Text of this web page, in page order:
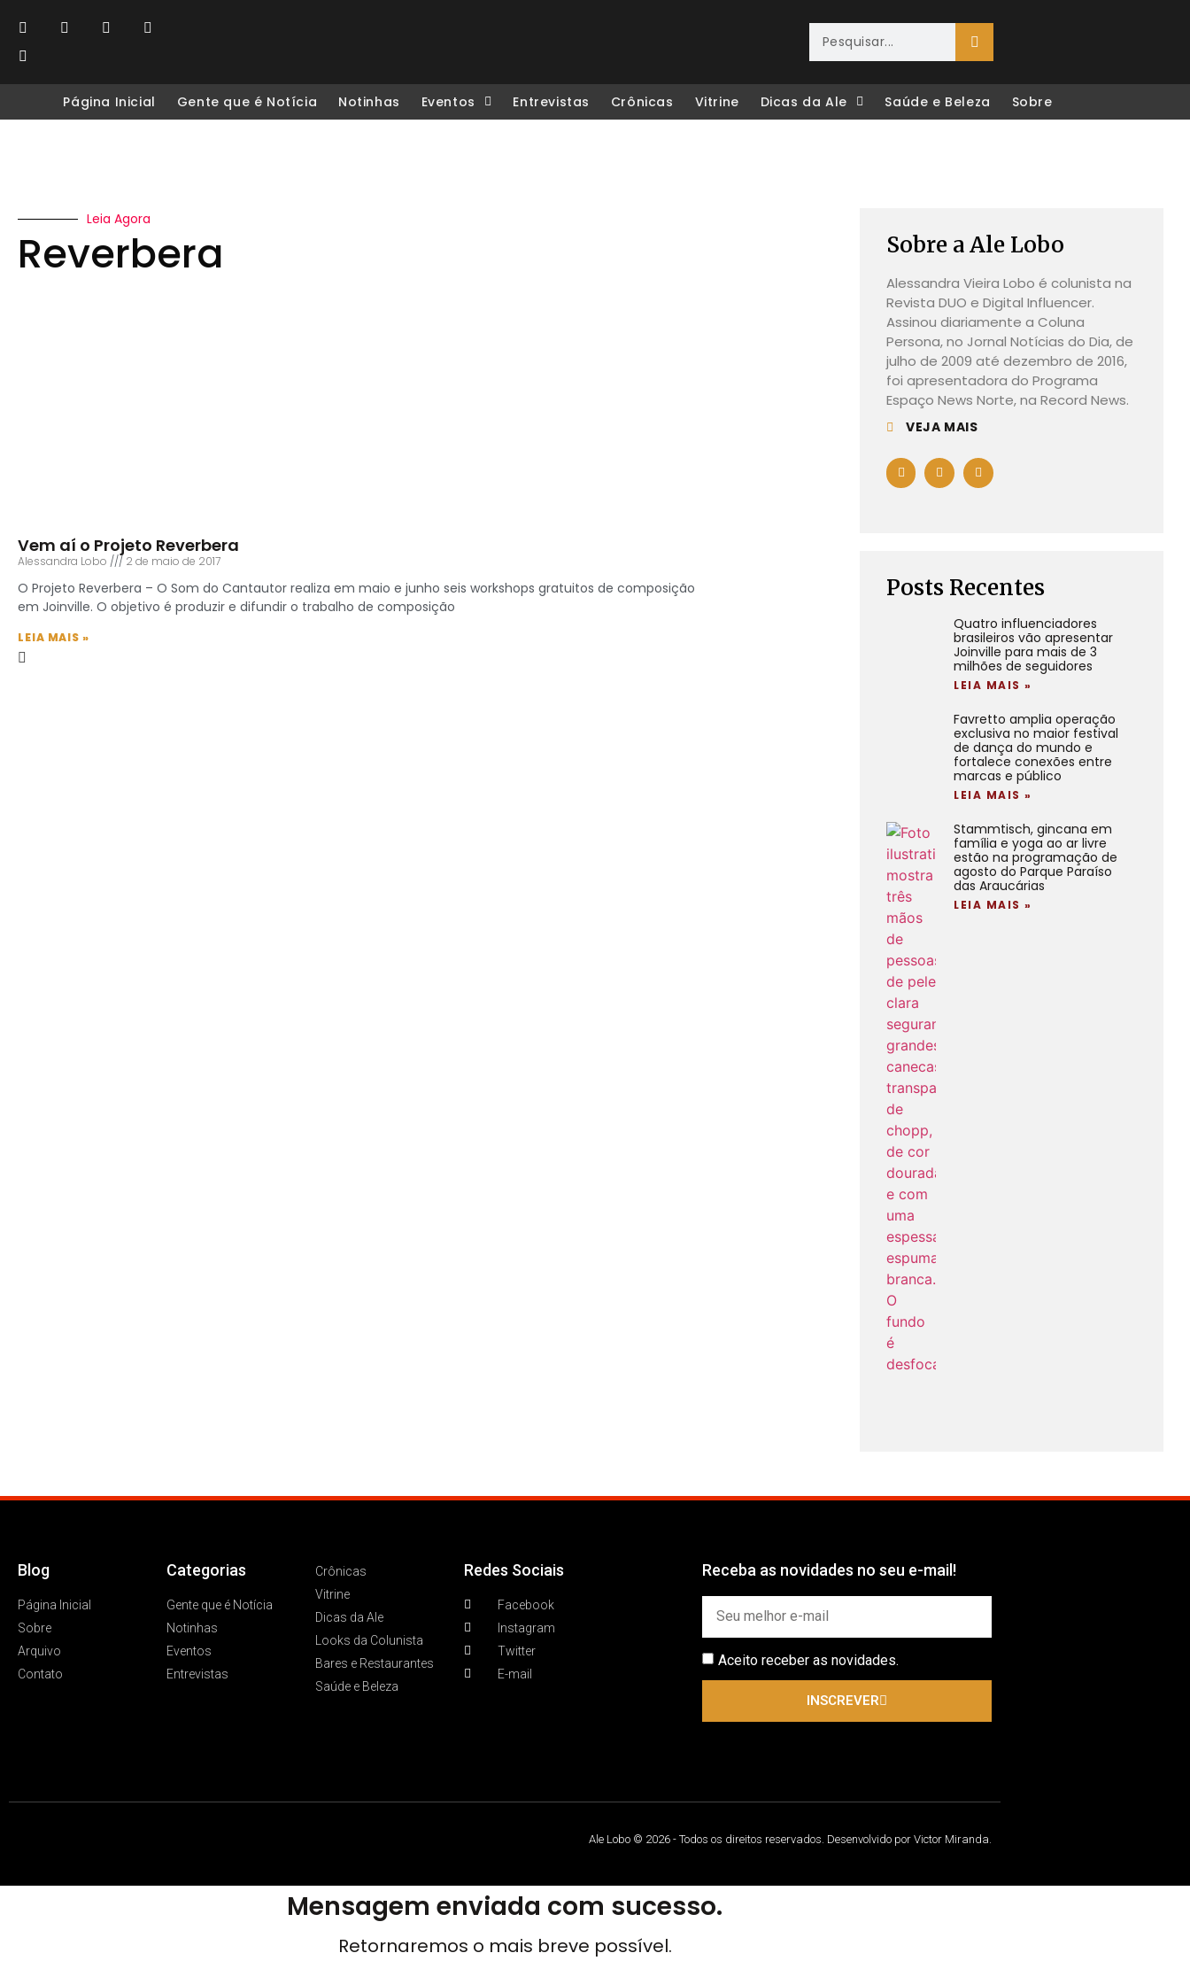
Página Inicial Gente que é Notícia Notinhas Eventos Entrevistas Crônicas Vitrine Dicas da Ale Saúde e Beleza Sobre
Leia Agora
Reverbera
Vem aí o Projeto Reverbera
Alessandra Lobo 2 de maio de 2017
O Projeto Reverbera – O Som do Cantautor realiza em maio e junho seis workshops gratuitos de composição
em Joinville. O objetivo é produzir e difundir o trabalho de composição
LEIA MAIS »
Sobre a Ale Lobo
Alessandra Vieira Lobo é colunista na
Revista DUO e Digital Influencer.
Assinou diariamente a Coluna
Persona, no Jornal Notícias do Dia, de
julho de 2009 até dezembro de 2016,
foi apresentadora do Programa
Espaço News Norte, na Record News.
VEJA MAIS
Posts Recentes
Quatro influenciadores
brasileiros vão apresentar
Joinville para mais de 3
milhões de seguidores
LEIA MAIS »
Favretto amplia operação
exclusiva no maior festival
de dança do mundo e
fortalece conexões entre
marcas e público
LEIA MAIS »
Stammtisch, gincana em
família e yoga ao ar livre
estão na programação de
agosto do Parque Paraíso
das Araucárias
LEIA MAIS »
Blog
Página Inicial
Sobre
Arquivo
Contato
Categorias
Gente que é Notícia
Notinhas
Eventos
Entrevistas
Crônicas
Vitrine
Dicas da Ale
Looks da Colunista
Bares e Restaurantes
Saúde e Beleza
Redes Sociais
Facebook
Instagram
Twitter
E-mail
Receba as novidades no seu e-mail!
Aceito receber as novidades.
INSCREVER
Ale Lobo © 2026 - Todos os direitos reservados. Desenvolvido por Victor Miranda.
Mensagem enviada com sucesso.
Retornaremos o mais breve possível.